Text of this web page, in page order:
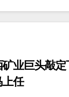
矿业巨头敲
上任